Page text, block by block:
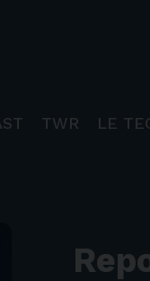
TWR LE